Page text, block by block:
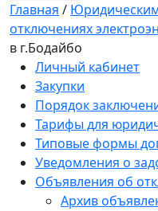
Главная /
отключениях
в г.Бодайбо
Личный кабинет
Закупки
Порядок
Тарифы для
Типовые формы
Уведомления о
Объявления об
Архив